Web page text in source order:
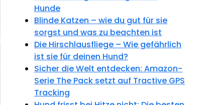
Hunde
Blinde Katzen – wie du gut für sie
sorgst und was zu beachten ist
Die Hirschlausfliege – Wie gefährlich
ist sie für deinen Hund?
Sicher die Welt entdecken: Amazon-
Serie The Pack setzt auf Tractive GPS
Tracking